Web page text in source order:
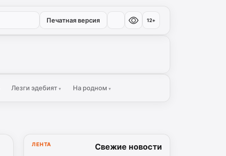
Печатная версия 12+
Лезги эдебият▾ На родном▾
ЛЕНТА Свежие новости